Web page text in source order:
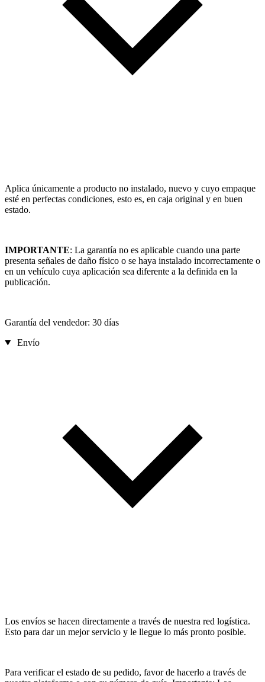
Aplica únicamente a producto no instalado, nuevo y cuyo empaque
esté en perfectas condiciones, esto es, en caja original y en buen
estado.
IMPORTANTE: La garantía no es aplicable cuando una parte
presenta señales de daño físico o se haya instalado incorrectamente o
en un vehículo cuya aplicación sea diferente a la definida en la
publicación.
Garantía del vendedor: 30 días
Envío
Los envíos se hacen directamente a través de nuestra red logística.
Esto para dar un mejor servicio y le llegue lo más pronto posible.
Para verificar el estado de su pedido, favor de hacerlo a través de